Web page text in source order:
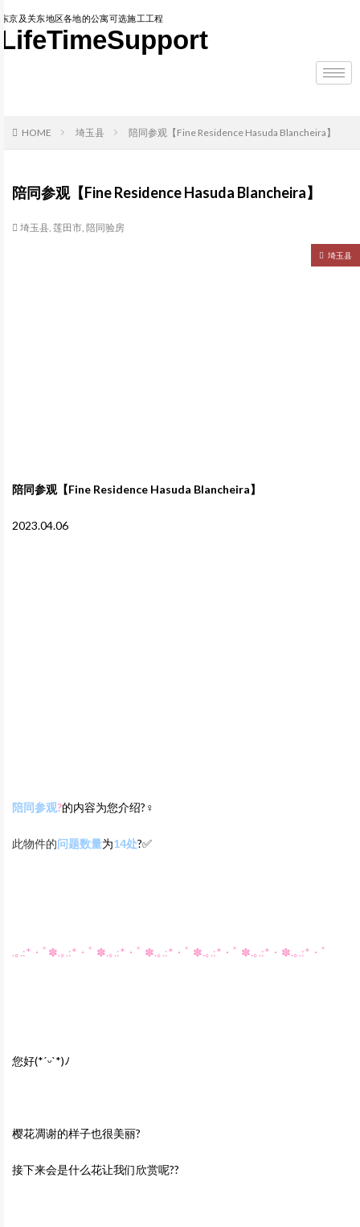
东京及关东地区各地的公寓可选施工工程
LifeTimeSupport
HOME 埼玉县 陪同参观【Fine Residence Hasuda Blancheira】
陪同参观【Fine Residence Hasuda Blancheira】
埼玉县, 莲田市, 陪同验房
埼玉县
陪同参观【Fine Residence Hasuda Blancheira】
2023.04.06
陪同参观?的内容为您介绍?‍♀️
此物件的问题数量为14处?✅
.｡.:*・ﾟ✽.｡.:*・ﾟ ✽.｡.:*・ﾟ ✽.｡.:*・ﾟ ✽.｡.:*・ﾟ ✽.｡.:*・✽.｡.:*・ﾟ
您好(*ˊᵕˋ*)ﾉ
樱花凋谢的样子也很美丽?
接下来会是什么花让我们欣赏呢??